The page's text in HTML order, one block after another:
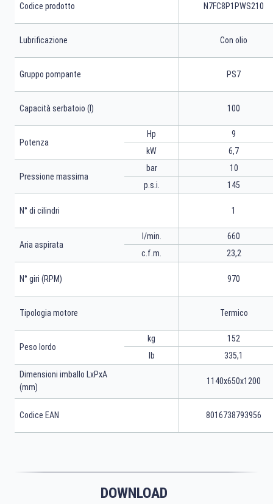
Codice prodotto N7FC8P1PWS210
Lubrificazione Con olio
Gruppo pompante PS7
Capacità serbatoio (l) 100
Potenza
Hp
kW
9
6,7
Pressione massima
bar
p.s.i.
10
145
N° di cilindri 1
Aria aspirata
l/min.
c.f.m.
660
23,2
N° giri (RPM) 970
Tipologia motore Termico
Peso lordo
kg
lb
152
335,1
Dimensioni imballo LxPxA
(mm)
1140x650x1200
Codice EAN 8016738793956
DOWNLOAD